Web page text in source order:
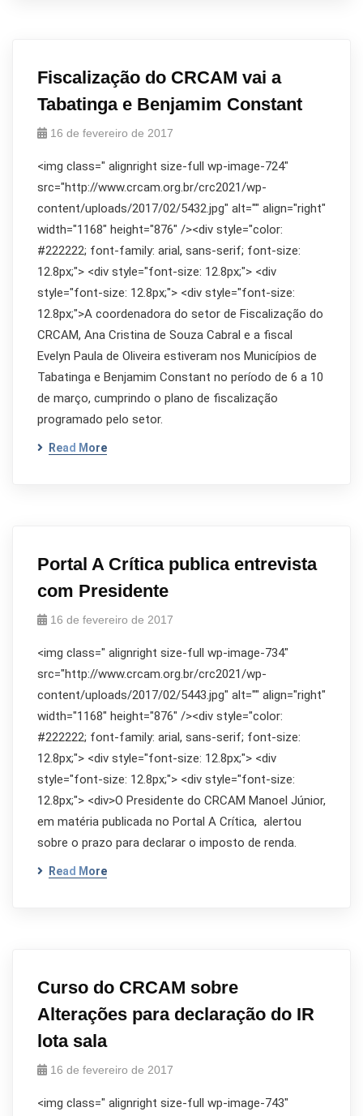
Fiscalização do CRCAM vai a
Tabatinga e Benjamim Constant
16 de fevereiro de 2017
<img class=" alignright size-full wp-image-724"
src="http://www.crcam.org.br/crc2021/wp-
content/uploads/2017/02/5432.jpg" alt="" align="right"
width="1168" height="876" /><div style="color:
#222222; font-family: arial, sans-serif; font-size:
12.8px;"> <div style="font-size: 12.8px;"> <div
style="font-size: 12.8px;"> <div style="font-size:
12.8px;">A coordenadora do setor de Fiscalização do
CRCAM, Ana Cristina de Souza Cabral e a fiscal
Evelyn Paula de Oliveira estiveram nos Municípios de
Tabatinga e Benjamim Constant no período de 6 a 10
de março, cumprindo o plano de fiscalização
programado pelo setor.
Read More
Portal A Crítica publica entrevista
com Presidente
16 de fevereiro de 2017
<img class=" alignright size-full wp-image-734"
src="http://www.crcam.org.br/crc2021/wp-
content/uploads/2017/02/5443.jpg" alt="" align="right"
width="1168" height="876" /><div style="color:
#222222; font-family: arial, sans-serif; font-size:
12.8px;"> <div style="font-size: 12.8px;"> <div
style="font-size: 12.8px;"> <div style="font-size:
12.8px;"> <div>O Presidente do CRCAM Manoel Júnior,
em matéria publicada no Portal A Crítica, alertou
sobre o prazo para declarar o imposto de renda.
Read More
Curso do CRCAM sobre
Alterações para declaração do IR
lota sala
16 de fevereiro de 2017
<img class=" alignright size-full wp-image-743"